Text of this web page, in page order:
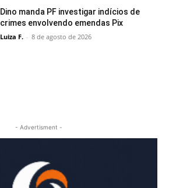
Dino manda PF investigar indícios de
crimes envolvendo emendas Pix
Luiza F. - 8 de agosto de 2026
- Advertisment -